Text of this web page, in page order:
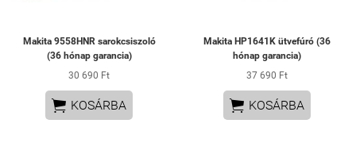
Makita 9558HNR sarokcsiszoló
(36 hónap garancia)
30 690 Ft
 KOSÁRBA
Makita HP1641K ütvefúró (36
hónap garancia)
37 690 Ft
 KOSÁRBA